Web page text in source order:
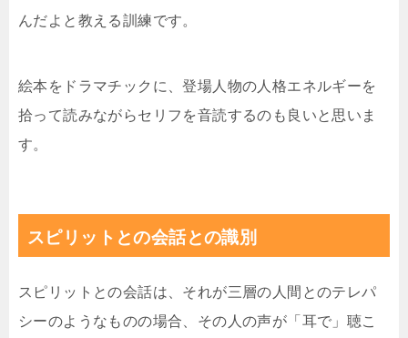
んだよと教える訓練です。
絵本をドラマチックに、登場人物の人格エネルギーを
拾って読みながらセリフを音読するのも良いと思いま
す。
スピリットとの会話との識別
スピリットとの会話は、それが三層の人間とのテレパ
シーのようなものの場合、その人の声が「耳で」聴こ